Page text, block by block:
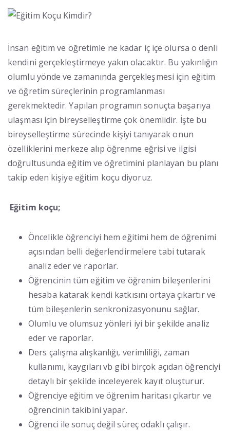
İnsan eğitim ve öğretimle ne kadar iç içe olursa o denli
kendini gerçekleştirmeye yakın olacaktır. Bu yakınlığın
olumlu yönde ve zamanında gerçekleşmesi için eğitim
ve öğretim süreçlerinin programlanması
gerekmektedir. Yapılan programın sonuçta başarıya
ulaşması için bireyselleştirme çok önemlidir. İşte bu
bireyselleştirme sürecinde kişiyi tanıyarak onun
özelliklerini merkeze alıp öğrenme eğrisi ve ilgisi
doğrultusunda eğitim ve öğretimini planlayan bu planı
takip eden kişiye eğitim koçu diyoruz.
Eğitim koçu;
Öncelikle öğrenciyi hem eğitimi hem de öğrenimi
açısından belli değerlendirmelere tabi tutarak
analiz eder ve raporlar.
Öğrencinin tüm eğitim ve öğrenim bileşenlerini
hesaba katarak kendi katkısını ortaya çıkartır ve
tüm bileşenlerin senkronizasyonunu sağlar.
Olumlu ve olumsuz yönleri iyi bir şekilde analiz
eder ve raporlar.
Ders çalışma alışkanlığı, verimliliği, zaman
kullanımı, kaygıları vb gibi birçok açıdan öğrenciyi
detaylı bir şekilde inceleyerek kayıt oluşturur.
Öğrenciye eğitim ve öğrenim haritası çıkartır ve
öğrencinin takibini yapar.
Öğrenci ile sonuç değil süreç odaklı çalışır.